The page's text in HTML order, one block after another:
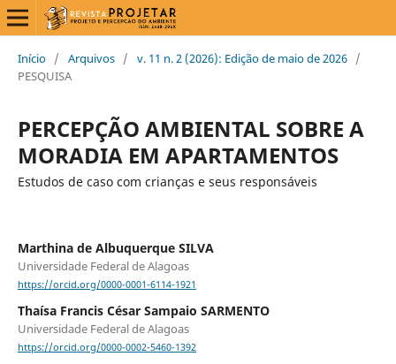
Início / Arquivos / v. 11 n. 2 (2026): Edição de maio de 2026 /
PESQUISA
PERCEPÇÃO AMBIENTAL SOBRE A
MORADIA EM APARTAMENTOS
Estudos de caso com crianças e seus responsáveis
Marthina de Albuquerque SILVA
Universidade Federal de Alagoas
https://orcid.org/0000-0001-6114-1921
Thaísa Francis César Sampaio SARMENTO
Universidade Federal de Alagoas
https://orcid.org/0000-0002-5460-1392